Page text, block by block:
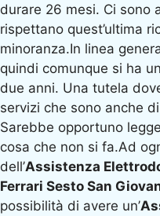
durare 26 mesi. Ci sono
rispettano quest’ultima
minoranza.In linea
quindi comunque si ha
due anni. Una tutela
servizi che sono anche
Sarebbe opportuno
cosa che non si fa.Ad
dell’Assistenza
Ferrari Sesto San
possibilità di avere un’